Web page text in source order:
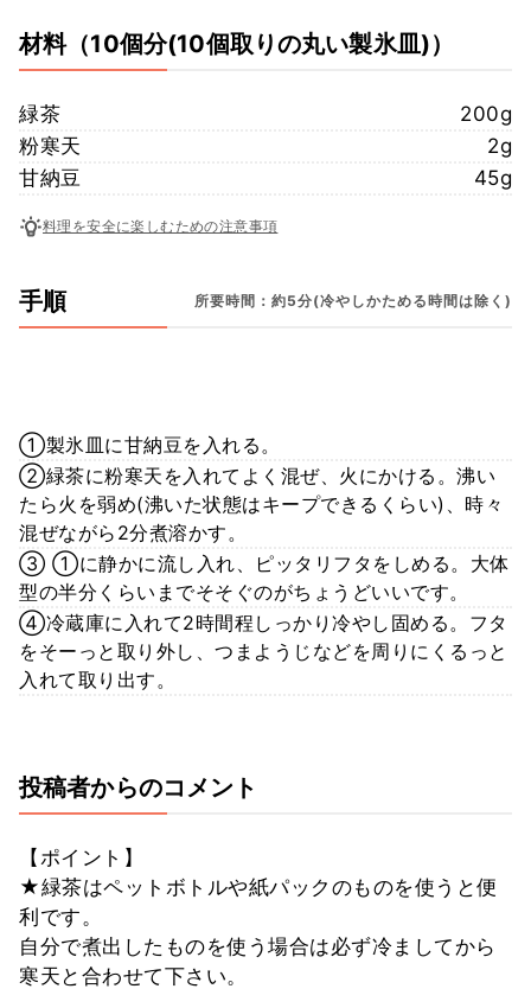
材料（10個分(10個取りの丸い製氷皿)）
緑茶
200g
粉寒天
2g
甘納豆
45g
料理を安全に楽しむための注意事項
手順 所要時間：約5分(冷やしかためる時間は除く)
①製氷皿に甘納豆を入れる。
②緑茶に粉寒天を入れてよく混ぜ、火にかける。沸い
たら火を弱め(沸いた状態はキープできるくらい)、時々
混ぜながら2分煮溶かす。
③ ①に静かに流し入れ、ピッタリフタをしめる。大体
型の半分くらいまでそそぐのがちょうどいいです。
④冷蔵庫に入れて2時間程しっかり冷やし固める。フタ
をそーっと取り外し、つまようじなどを周りにくるっと
入れて取り出す。
投稿者からのコメント
【ポイント】
★緑茶はペットボトルや紙パックのものを使うと便
利です。
自分で煮出したものを使う場合は必ず冷ましてから
寒天と合わせて下さい。